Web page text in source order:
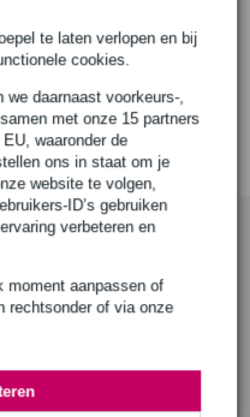
te laten verlopen en bij
cookies.
daarnaast voorkeurs-,
met onze 15 partners
waaronder de
ons in staat om je
website te volgen,
ID’s gebruiken
verbeteren en
moment aanpassen of
rechtsonder of via onze
connector
riggingcomponenten
mm